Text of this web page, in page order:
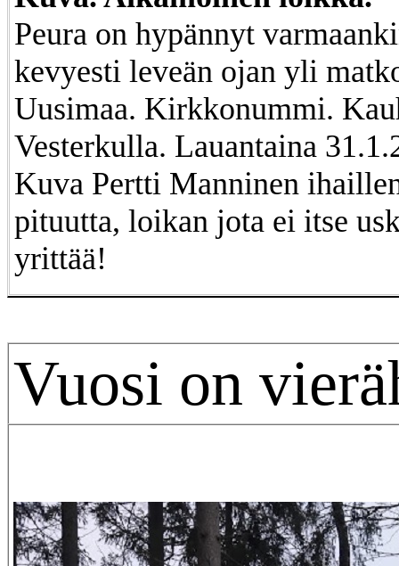
Peura on hypännyt
kevyesti leveän ojan yli
Uusimaa. Kirkkonummi.
Vesterkulla. Lauantaina
Kuva Pertti Manninen
pituutta, loikan jota ei itse
yrittää!
Vuosi on